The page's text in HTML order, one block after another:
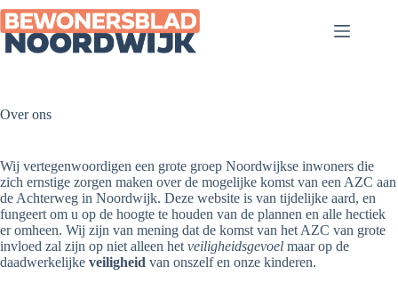
Ga
naar
de
inhoud
Over ons
Wij vertegenwoordigen een grote groep Noordwijkse inwoners die
zich ernstige zorgen maken over de mogelijke komst van een AZC aan
de Achterweg in Noordwijk. Deze website is van tijdelijke aard, en
fungeert om u op de hoogte te houden van de plannen en alle hectiek
er omheen. Wij zijn van mening dat de komst van het AZC van grote
invloed zal zijn op niet alleen het veiligheidsgevoel maar op de
daadwerkelijke veiligheid van onszelf en onze kinderen.